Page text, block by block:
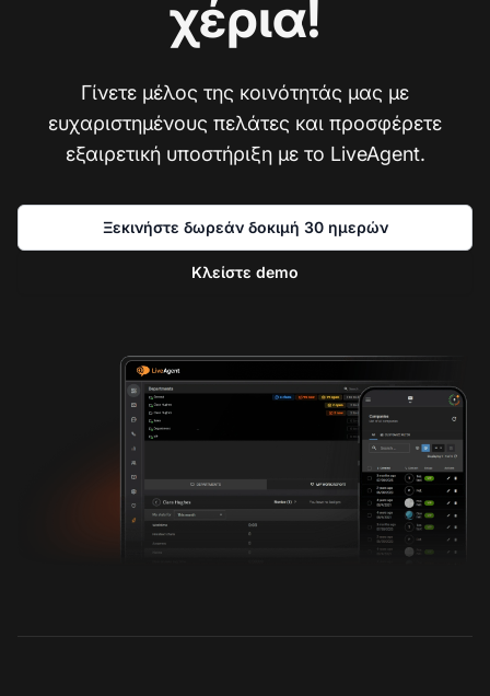
χέρια!
Γίνετε μέλος της κοινότητάς μας με
ευχαριστημένους πελάτες και προσφέρετε
εξαιρετική υποστήριξη με το LiveAgent.
Ξεκινήστε δωρεάν δοκιμή 30 ημερών
Κλείστε demo